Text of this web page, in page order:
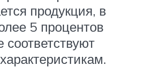
продукция, в
5 процентов
соответствуют